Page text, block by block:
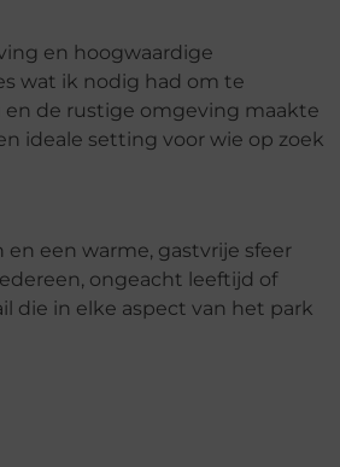
en hoogwaardige
wat ik nodig had om te
de rustige omgeving maakte
ideale setting voor wie op zoek
een warme, gastvrije sfeer
ongeacht leeftijd of
die in elke aspect van het park